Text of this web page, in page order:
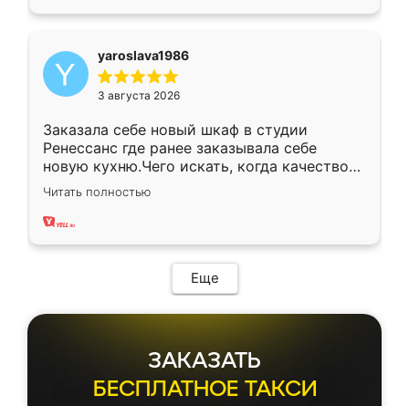
yaroslava1986
3 августа 2026
Заказала себе новый шкаф в студии
Ренессанс где ранее заказывала себе
новую кухню.Чего искать, когда качеством
вполне довольна. Служит кухня уже почти
два года, нареканий нет.
Читать полностью
Еще
ЗАКАЗАТЬ
БЕСПЛАТНОЕ ТАКСИ